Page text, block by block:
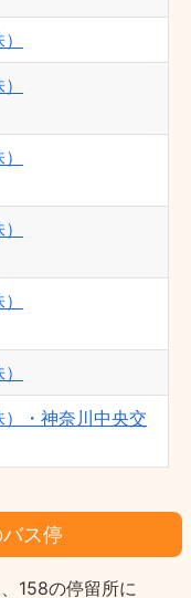
・神奈川中央交
ス停
158の停留所に